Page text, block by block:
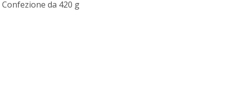
Confezione da 420 g